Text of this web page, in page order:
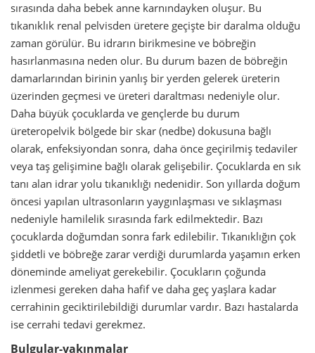
sırasında daha bebek anne karnındayken oluşur. Bu
tıkanıklık renal pelvisden üretere geçişte bir daralma olduğu
zaman görülür. Bu idrarın birikmesine ve böbreğin
hasırlanmasına neden olur. Bu durum bazen de böbreğin
damarlarından birinin yanlış bir yerden gelerek üreterin
üzerinden geçmesi ve üreteri daraltması nedeniyle olur.
Daha büyük çocuklarda ve gençlerde bu durum
üreteropelvik bölgede bir skar (nedbe) dokusuna bağlı
olarak, enfeksiyondan sonra, daha önce geçirilmiş tedaviler
veya taş gelişimine bağlı olarak gelişebilir. Çocuklarda en sık
tanı alan idrar yolu tıkanıklığı nedenidir. Son yıllarda doğum
öncesi yapılan ultrasonların yaygınlaşması ve sıklaşması
nedeniyle hamilelik sırasında fark edilmektedir. Bazı
çocuklarda doğumdan sonra fark edilebilir. Tıkanıklığın çok
şiddetli ve böbreğe zarar verdiği durumlarda yaşamın erken
döneminde ameliyat gerekebilir. Çocukların çoğunda
izlenmesi gereken daha hafif ve daha geç yaşlara kadar
cerrahinin geciktirilebildiği durumlar vardır. Bazı hastalarda
ise cerrahi tedavi gerekmez.
Bulgular-yakınmalar